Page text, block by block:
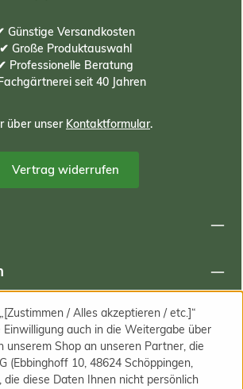
Günstige Versandkosten
✔ Große Produktauswahl
Professionelle Beratung
seit 40 Jahren
über unser Kontaktformular.
Vertrag widerrufen
/ Alles akzeptieren / etc.]“
auch in die Weitergabe über
unserem Shop an unseren Partner, die
(Ebbinghoff 10, 48624 Schöppingen,
die diese Daten Ihnen nicht persönlich